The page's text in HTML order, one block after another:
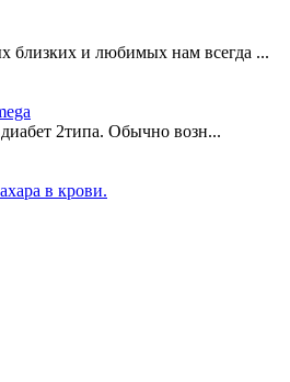
близких и любимых нам всегда ...
2типа. Обычно возн...
в крови.